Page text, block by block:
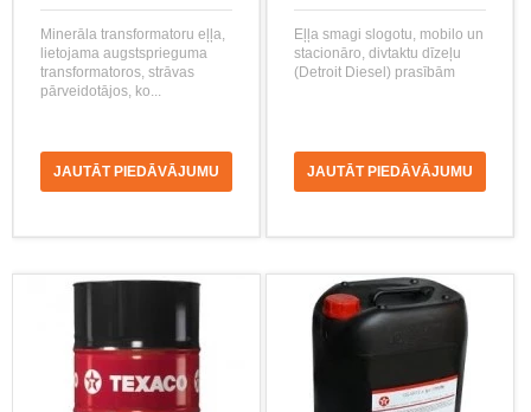
Minerāla transformatoru eļļa,
lietojama augstsprieguma
transformatoros, strāvas
pārveidotājos, ko...
JAUTĀT PIEDĀVĀJUMU
Eļļa smagi slogotu, mobilo un
stacionāro, divtaktu dīzeļu
(Detroit Diesel) prasībām
JAUTĀT PIEDĀVĀJUMU